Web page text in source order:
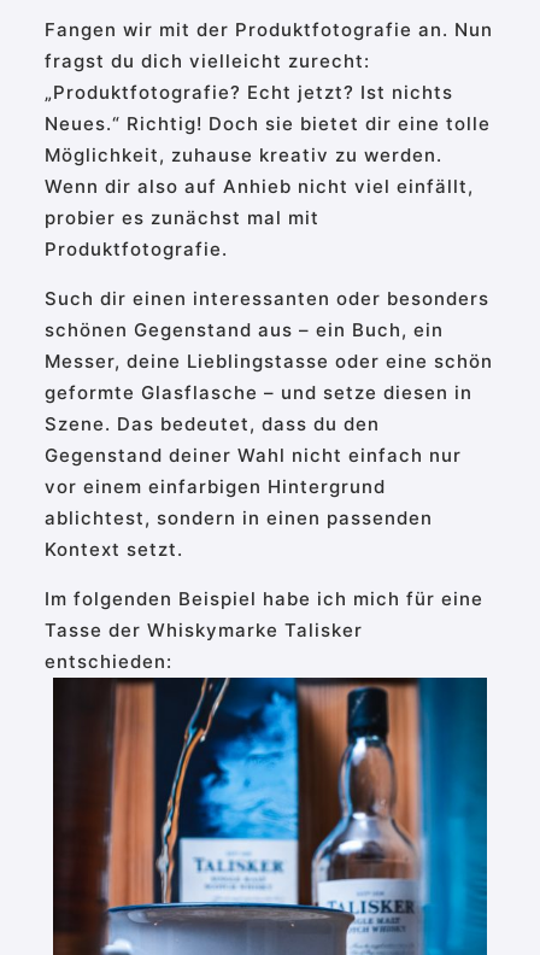
Fangen wir mit der Produktfotografie an. Nun
fragst du dich vielleicht zurecht:
„Produktfotografie? Echt jetzt? Ist nichts
Neues.“ Richtig! Doch sie bietet dir eine tolle
Möglichkeit, zuhause kreativ zu werden.
Wenn dir also auf Anhieb nicht viel einfällt,
probier es zunächst mal mit
Produktfotografie.
Such dir einen interessanten oder besonders
schönen Gegenstand aus – ein Buch, ein
Messer, deine Lieblingstasse oder eine schön
geformte Glasflasche – und setze diesen in
Szene. Das bedeutet, dass du den
Gegenstand deiner Wahl nicht einfach nur
vor einem einfarbigen Hintergrund
ablichtest, sondern in einen passenden
Kontext setzt.
Im folgenden Beispiel habe ich mich für eine
Tasse der Whiskymarke Talisker
entschieden: